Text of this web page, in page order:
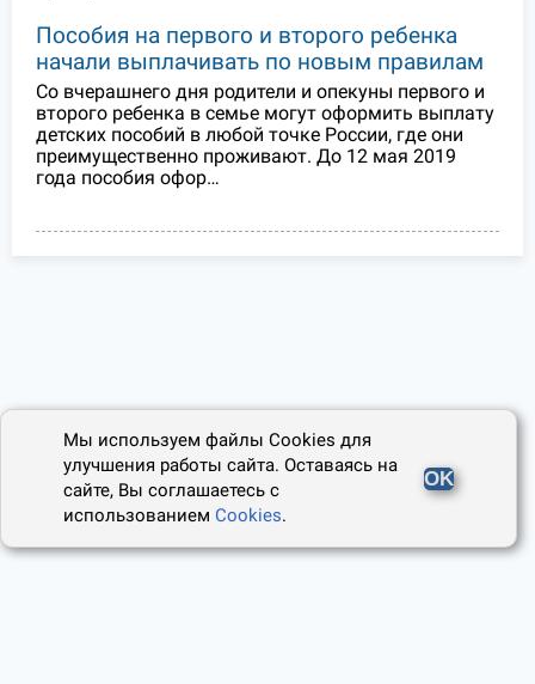
Пособия на первого и второго ребенка
начали выплачивать по новым правилам
Со вчерашнего дня родители и опекуны первого и
второго ребенка в семье могут оформить выплату
детских пособий в любой точке России, где они
преимущественно проживают. До 12 мая 2019
года пособия офор…
Мы используем файлы Cookies для
улучшения работы сайта. Оставаясь на
сайте, Вы соглашаетесь с
использованиемCookies.
OK